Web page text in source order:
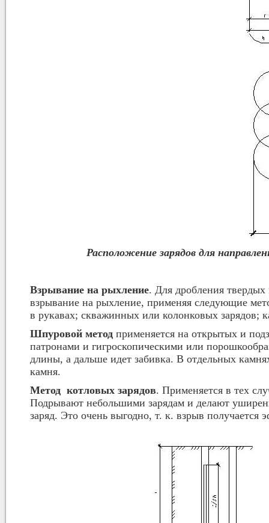
Расположение зарядов для
Взрывание на рыхление. Для дробления
взрывание на рыхление, применяя следующие
в рукавах; скважинных или колонковых зарядов;
Шпуровой метод применяется на открытых и
патронами и гигроскопическими или
длины, а дальше идет забивка. В отдельных
камня.
Метод котловых зарядов. Применяется в тех
Подрывают небольшими зарядам и делают
заряд. Это очень выгодно, т. к. взрыв